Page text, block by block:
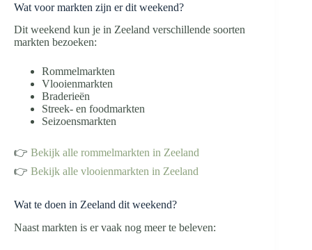
Wat voor markten zijn er dit weekend?
Dit weekend kun je in Zeeland verschillende soorten
markten bezoeken:
Rommelmarkten
Vlooienmarkten
Braderieën
Streek- en foodmarkten
Seizoensmarkten
👉 Bekijk alle rommelmarkten in Zeeland
👉 Bekijk alle vlooienmarkten in Zeeland
Wat te doen in Zeeland dit weekend?
Naast markten is er vaak nog meer te beleven: